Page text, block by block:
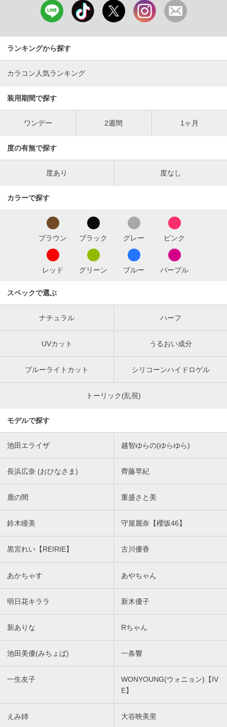
ランキングから探す
カラコン人気ランキング
装用期間で探す
ワンデー 2週間 1ヶ月
度の有無で探す
度あり 度なし
カラーで探す
ブラウン ブラック グレー ピンク
レッド グリーン ブルー パープル
スペックで選ぶ
ナチュラル ハーフ
UVカット うるおい成分
ブルーライトカット シリコーンハイドロゲル
トーリック(乱視)
モデルで探す
池田エライザ 越智ゆらの(ゆらゆら)
長浜広奈 (おひなさま) 齊藤早紀
鹿の間 重盛さと美
鈴木瞳美 守屋麗奈【櫻坂46】
黒宮れい【REIRIE】 古川優香
あかちゃす あやちゃん
明日花キララ 新木優子
新ありな Rちゃん
池田美優(みちょぱ) 一条響
一生友子
WONYOUNG(ウォニョン)【IV
E】
えみ姉 大谷映美里